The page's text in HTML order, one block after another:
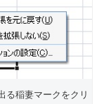
る稲妻マークをクリ